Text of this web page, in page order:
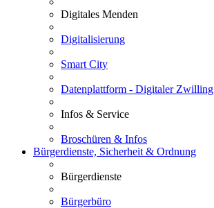
Digitales Menden
Digitalisierung
Smart City
Datenplattform - Digitaler Zwilling
Infos & Service
Broschüren & Infos
Bürgerdienste, Sicherheit & Ordnung
Bürgerdienste
Bürgerbüro